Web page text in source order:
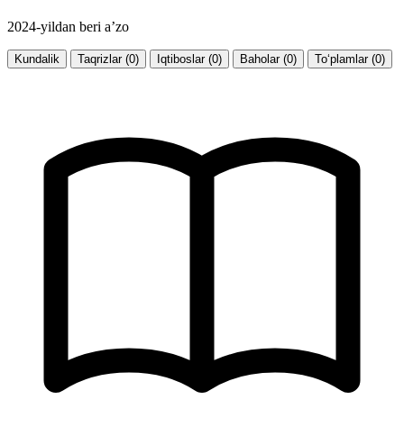
2024-yildan beri a’zo
Kundalik Taqrizlar (0) Iqtiboslar (0) Baholar (0) To‘plamlar (0)